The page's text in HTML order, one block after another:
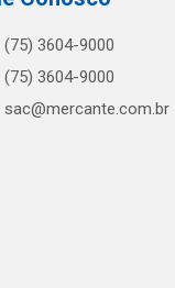
(75) 3604-9000
(75) 3604-9000
sac@mercante.com.br